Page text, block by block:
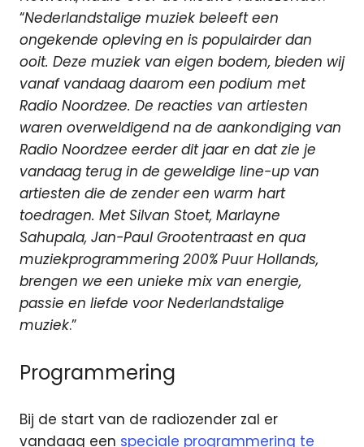
“Nederlandstalige muziek beleeft een
ongekende opleving en is populairder dan
ooit. Deze muziek van eigen bodem, bieden wij
vanaf vandaag daarom een podium met
Radio Noordzee. De reacties van artiesten
waren overweldigend na de aankondiging van
Radio Noordzee eerder dit jaar en dat zie je
vandaag terug in de geweldige line-up van
artiesten die de zender een warm hart
toedragen. Met Silvan Stoet, Marlayne
Sahupala, Jan-Paul Grootentraast en qua
muziekprogrammering 200% Puur Hollands,
brengen we een unieke mix van energie,
passie en liefde voor Nederlandstalige
muziek.”
Programmering
Bij de start van de radiozender zal er
vandaag een speciale programmering te